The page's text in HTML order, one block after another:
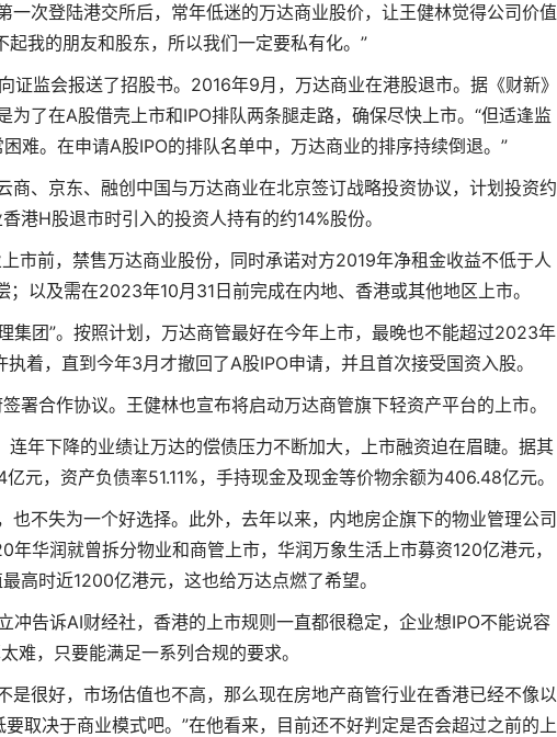
次登陆港交所后，常年低迷的万达商业股价，让王健林觉得公司价值
起我的朋友和股东，所以我们一定要私有化。”
证监会报送了招股书。2016年9月，万达商业在港股退市。据《财新》
了在A股借壳上市和IPO排队两条腿走路，确保尽快上市。“但适逢监
难。在申请A股IPO的排队名单中，万达商业的排序持续倒退。”
、京东、融创中国与万达商业在北京签订战略投资协议，计划投资约
港H股退市时引入的投资人持有的约14%股份。
市前，禁售万达商业股份，同时承诺对方2019年净租金收益不低于人
以及需在2023年10月31日前完成在内地、香港或其他地区上市。
集团”。按照计划，万达商管最好在今年上市，最晚也不能超过2023年
着，直到今年3月才撤回了A股IPO申请，并且首次接受国资入股。
署合作协议。王健林也宣布将启动万达商管旗下轻资产平台的上市。
年下降的业绩让万达的偿债压力不断加大，上市融资迫在眉睫。据其
元，资产负债率51.11%，手持现金及现金等价物余额为406.48亿元。
不失为一个好选择。此外，去年以来，内地房企旗下的物业管理公司
华润就曾拆分物业和商管上市，华润万象生活上市募资120亿港元，
高时近1200亿港元，这也给万达点燃了希望。
冲告诉AI财经社，香港的上市规则一直都很稳定，企业想IPO不能说容
难，只要能满足一系列合规的要求。
是很好，市场估值也不高，那么现在房地产商管行业在香港已经不像以
取决于商业模式吧。”在他看来，目前还不好判定是否会超过之前的上